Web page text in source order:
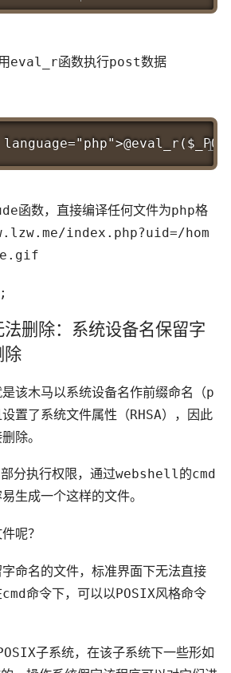
用eval_r函数执行post数据
数，直接编译任何文件为php格
index.php?uid=/hom
删除：系统设备名保留字
除
该木马以系统设备名作前缀命名（p
了系统文件属性（RHSA），因此
除。
分执行权限，通过webshell的cmd
生成一个这样的文件。
呢？
命名的文件，标准界面下无法直接
命令下，可以以POSIX风格命令
子系统，在该子系统下一些形如